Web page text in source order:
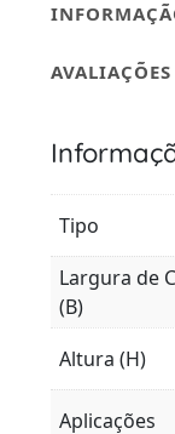
Tipo
Largura de
(B)
Altura (H)
Aplicações